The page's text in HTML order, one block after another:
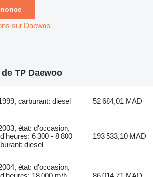
sur Daewoo
TP Daewoo
carburant: diesel 52 684,01 MAD
état: d'occasion,
6 300 - 8 800
diesel
193 533,10 MAD
état: d'occasion,
18 000 m/h,
86 014,71 MAD